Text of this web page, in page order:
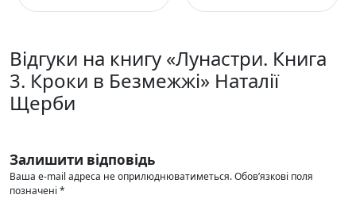
Відгуки на книгу «Лунастри. Книга
3. Кроки в Безмежжі» Наталії
Щерби
Залишити відповідь
Ваша e-mail адреса не оприлюднюватиметься.Обов’язкові поля
позначені *